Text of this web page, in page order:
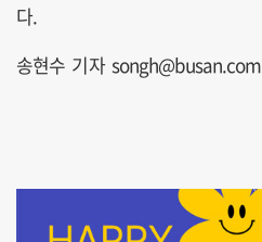
다.
송현수 기자 songh@busan.com